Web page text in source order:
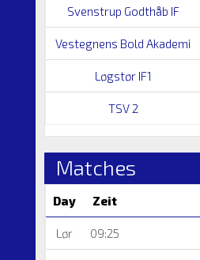
Svenstrup Godthåb IF
Vestegnens Bold Akademi
Løgstør IF1
TSV 2
Matches
Day Zeit
Lør 09:25